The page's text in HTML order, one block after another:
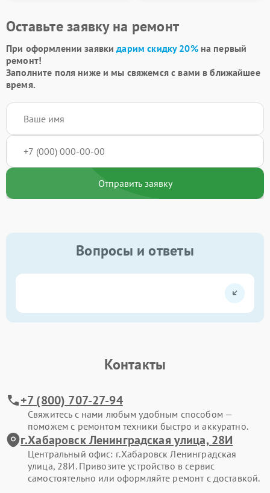
Оставьте заявку на ремонт
При оформлении заявкидарим скидку 20%на первый
ремонт!
Заполните поля ниже и мы свяжемся с вами в ближайшее
время.
Отправить заявку
Вопросы и ответы
Контакты
+7 (800) 707-27-94
Свяжитесь с нами любым удобным способом —
поможем с ремонтом техники быстро и аккуратно.
г.Хабаровск Ленинградская улица, 28И
Центральный офис: г.Хабаровск Ленинградская
улица, 28И. Привозите устройство в сервис
самостоятельно или оформляйте ремонт с доставкой.